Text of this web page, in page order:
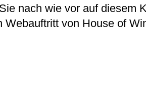
nach wie vor auf diesem
Webauftritt von House of